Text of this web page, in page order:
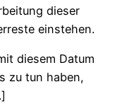
dieser
einstehen.
diesem Datum
zu tun haben,